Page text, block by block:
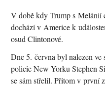
V době kdy Trump s Melánií
dochází v Americe k
osud Clintonové.
Dne 5. června byl nalezen ve
policie New Yorku Stephen
se sám střelil. Přitom v první